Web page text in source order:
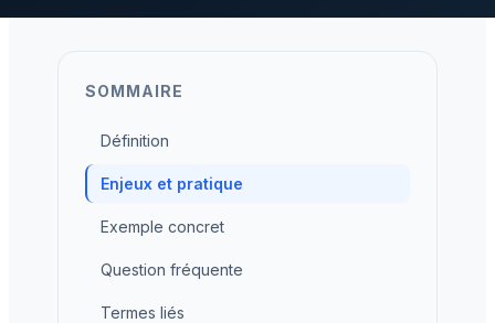
SOMMAIRE
Définition
Enjeux et pratique
Exemple concret
Question fréquente
Termes liés